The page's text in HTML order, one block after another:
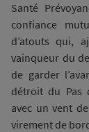
Santé
confiance
d’atouts qui,
vainqueur du
de garder
détroit du Pas
avec un vent
virement de